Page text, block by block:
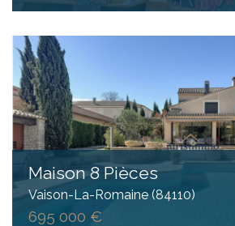
Maison 8 Pièces
Vaison-La-Romaine (84110)
695 000 €